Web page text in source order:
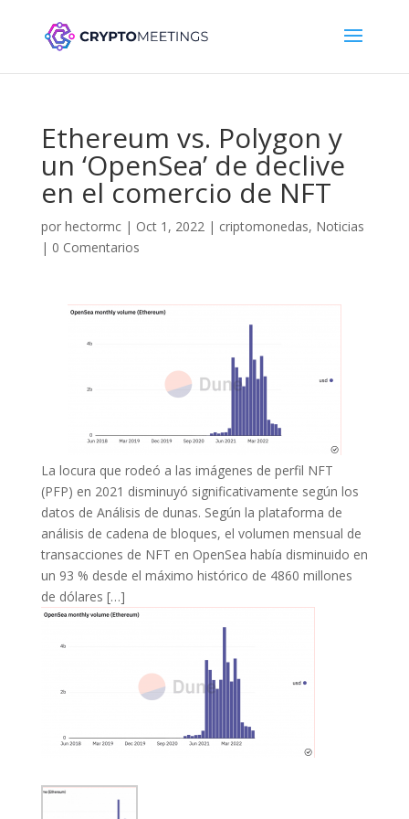
Ethereum vs. Polygon y
un ‘OpenSea’ de declive
en el comercio de NFT
por hectormc| Oct 1, 2022| criptomonedas, Noticias
| 0 Comentarios
La locura que rodeó a las imágenes de perfil NFT
(PFP) en 2021 disminuyó significativamente según los
datos de Análisis de dunas. Según la plataforma de
análisis de cadena de bloques, el volumen mensual de
transacciones de NFT en OpenSea había disminuido en
un 93 % desde el máximo histórico de 4860 millones
de dólares […]